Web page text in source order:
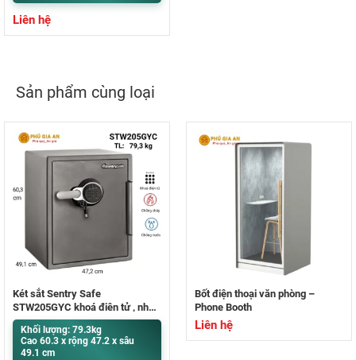
Liên hệ
Sản phẩm cùng loại
Két sắt Sentry Safe
STW205GYC khoá điện tử , nhập
khẩu Mỹ
Khối lượng: 79.3kg
Cao 60.3 x rộng 47.2 x sâu
49.1 cm
Bốt điện thoại văn phòng –
Phone Booth
Liên hệ